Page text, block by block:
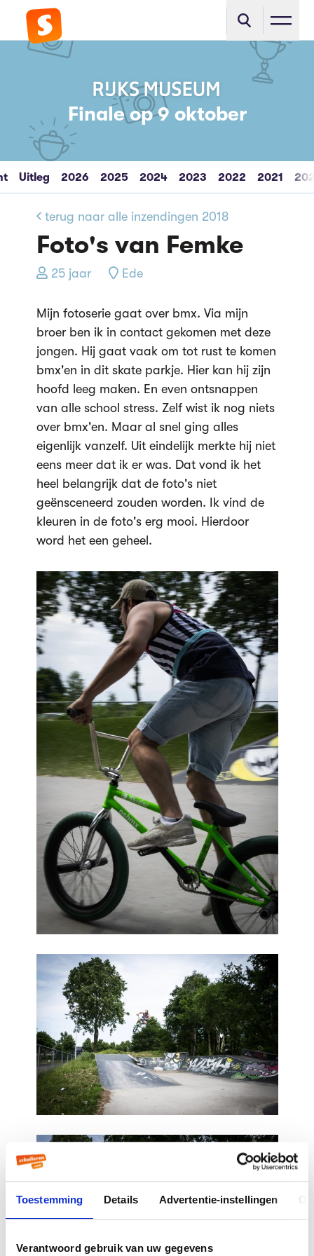
Toestemming Details Advertentie-instellingen
Verantwoord gebruik van uw gegevens
Finale op 9 oktober
Uitleg 2026 2025 2024 2023 2022 2021
terug naar alle inzendingen 2018
Foto's van Femke
25 jaar Ede
Mijn fotoserie gaat over bmx. Via mijn
broer ben ik in contact gekomen met deze
jongen. Hij gaat vaak om tot rust te komen
bmx'en in dit skate parkje. Hier kan hij zijn
hoofd leeg maken. En even ontsnappen
van alle school stress. Zelf wist ik nog niets
over bmx'en. Maar al snel ging alles
eigenlijk vanzelf. Uit eindelijk merkte hij niet
eens meer dat ik er was. Dat vond ik het
heel belangrijk dat de foto's niet
geënsceneerd zouden worden. Ik vind de
kleuren in de foto's erg mooi. Hierdoor
word het een geheel.